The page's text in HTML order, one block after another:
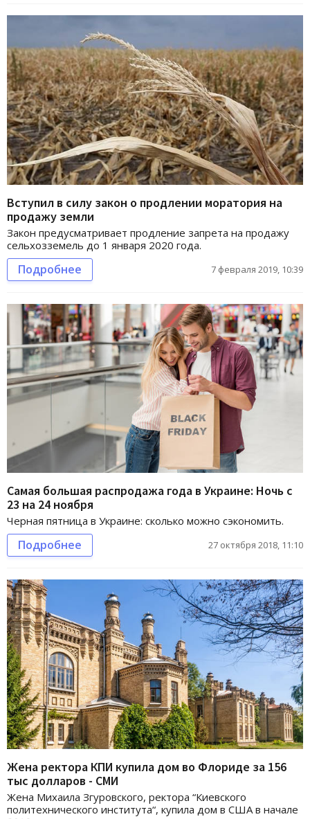
Вступил в силу закон о продлении моратория на
продажу земли
Закон предусматривает продление запрета на продажу
сельхозземель до 1 января 2020 года.
Подробнее 7 февраля 2019, 10:39
Самая большая распродажа года в Украине: Ночь с
23 на 24 ноября
Черная пятница в Украине: сколько можно сэкономить.
Подробнее 27 октября 2018, 11:10
Жена ректора КПИ купила дом во Флориде за 156
тыс долларов - СМИ
Жена Михаила Згуровского, ректора “Киевского
политехнического института“, купила дом в США в начале